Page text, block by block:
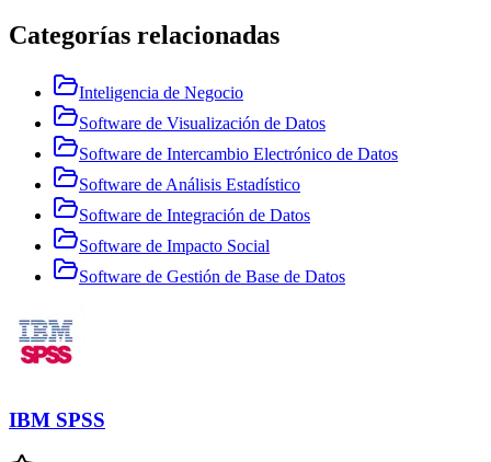
Categorías relacionadas
Inteligencia de Negocio
Software de Visualización de Datos
Software de Intercambio Electrónico de Datos
Software de Análisis Estadístico
Software de Integración de Datos
Software de Impacto Social
Software de Gestión de Base de Datos
IBM SPSS